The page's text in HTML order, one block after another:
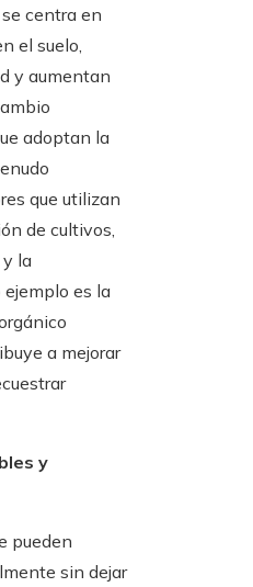
centra en
el suelo,
y aumentan
adoptan la
que utilizan
de cultivos,
la
es la
a mejorar
y
pueden
sin dejar